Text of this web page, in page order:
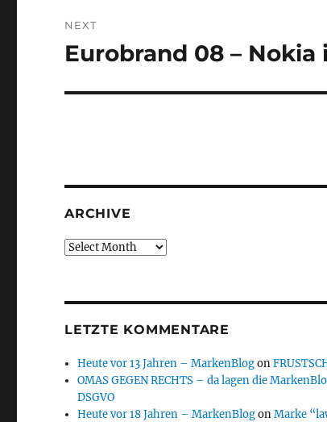
NEXT
Next
Eurobrand 08 –
ARCHIVE
Archive
LETZTE KOMMENTARE
Heute vor 13 Jahren – MarkenBlogon
OMAS GEGEN RECHTS – da lagen die
DSGVO
Heute vor 18 Jahren – MarkenBlogonMarke